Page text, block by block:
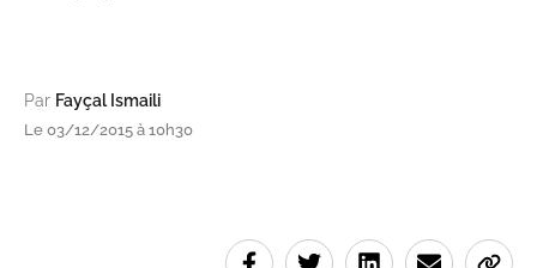
Par Fayçal Ismaili
Le 03/12/2015 à 10h30